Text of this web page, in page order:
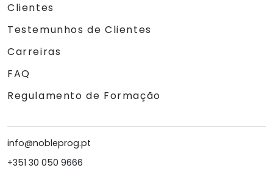
Clientes
Testemunhos de Clientes
Carreiras
FAQ
Regulamento de Formação
info@nobleprog.pt
+351 30 050 9666